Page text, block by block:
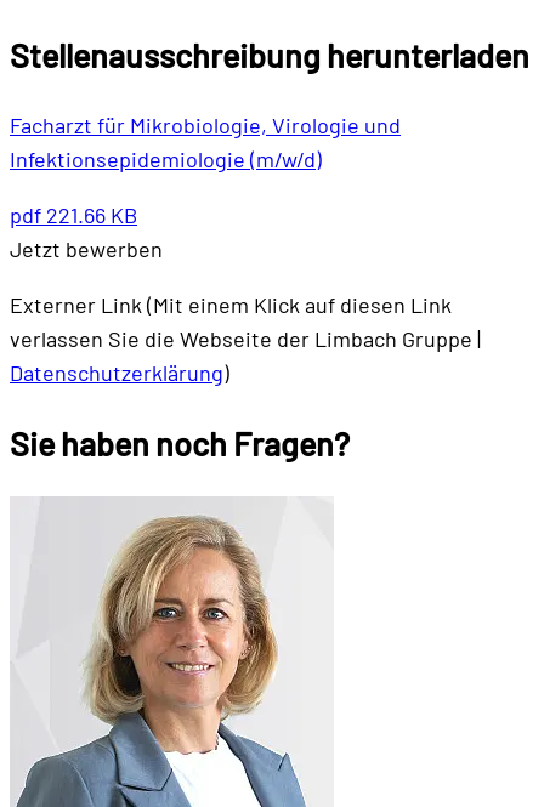
Stellenausschreibung herunterladen
Facharzt für Mikrobiologie, Virologie und
Infektionsepidemiologie (m/w/d)
pdf 221.66 KB
Jetzt bewerben
Externer Link (Mit einem Klick auf diesen Link
verlassen Sie die Webseite der Limbach Gruppe |
Datenschutzerklärung)
Sie haben noch Fragen?